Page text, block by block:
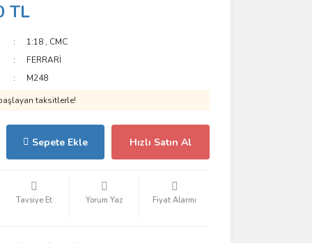
TL
1:18 , CMC
FERRARİ
M248
taksitlerle!
Sepete Ekle Hızlı Satın Al
Tavsiye Et Yorum Yaz Fiyat Alarmı